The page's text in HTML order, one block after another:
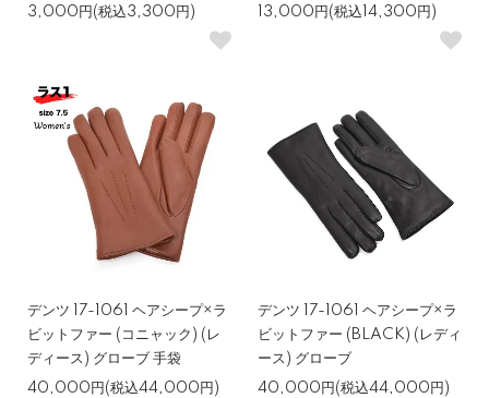
3,000円(税込3,300円)
13,000円(税込14,300円)
デンツ 17-1061 ヘアシープ×ラ
ビットファー (コニャック) (レ
ディース) グローブ 手袋
40,000円(税込44,000円)
デンツ 17-1061 ヘアシープ×ラ
ビットファー (BLACK) (レディ
ース) グローブ
40,000円(税込44,000円)